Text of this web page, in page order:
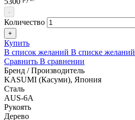
-
Количество
+
Купить
В список желаний В списке желаний
Сравнить В сравнении
Бренд / Производитель
KASUMI (Касуми), Япония
Сталь
AUS-6A
Рукоять
Дерево